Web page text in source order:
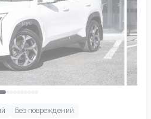
Без повреждений